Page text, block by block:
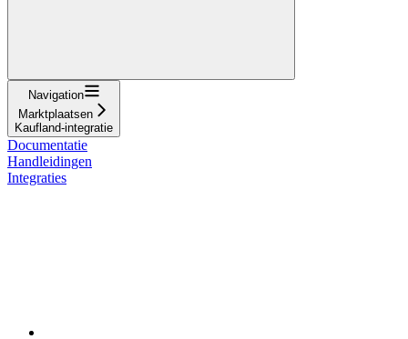
Navigation
Marktplaatsen
Kaufland-integratie
Documentatie
Handleidingen
Integraties